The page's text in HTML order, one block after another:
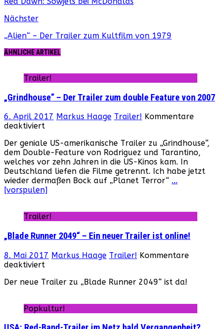
Nächster
„Alien“ – Der Trailer zum Kultfilm von 1979
ÄHNLICHE ARTIKEL
Trailer!
„Grindhouse“ – Der Trailer zum double Feature von 2007
6. April 2017 Markus Haage Trailer! Kommentare
deaktiviertfür
–
Der
Trailer
zum
double
Feature
2007
Der geniale US-amerikanische Trailer zu „Grindhouse“,
dem Double-Feature von Rodriguez und Tarantino,
welches vor zehn Jahren in die US-Kinos kam. In
Deutschland liefen die Filme getrennt. Ich habe jetzt
wieder dermaßen Bock auf „Planet Terror“ …
[vorspulen]
Trailer!
„Blade Runner 2049“ – Ein neuer Trailer ist online!
8. Mai 2017 Markus Haage Trailer! Kommentare
deaktiviert
Runner
Ein
Der neue Trailer zu „Blade Runner 2049“ ist da!
Popkultur!